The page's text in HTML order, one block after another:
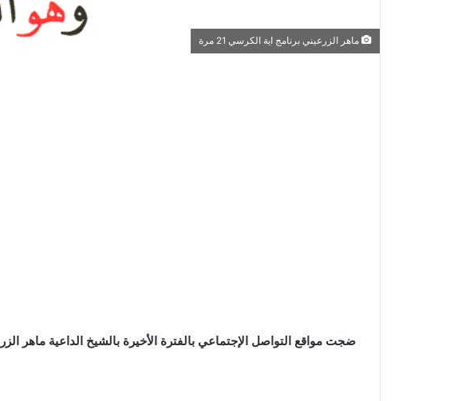
ماهر الزرعيني برنامج اية الكرسي 21 مرة
ضجت مواقع التواصل الإجتماعي بالفترة الأخيرة بالشيخ الداعية ماهر